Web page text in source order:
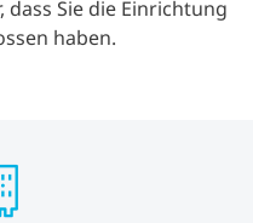
dass Sie die Einrichtung
haben.